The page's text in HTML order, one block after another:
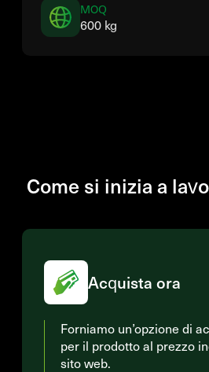
MOQ
600 kg
Come si inizia a
Acquista ora
Forniamo un’opzione di
per il prodotto al prezzo
sito web.